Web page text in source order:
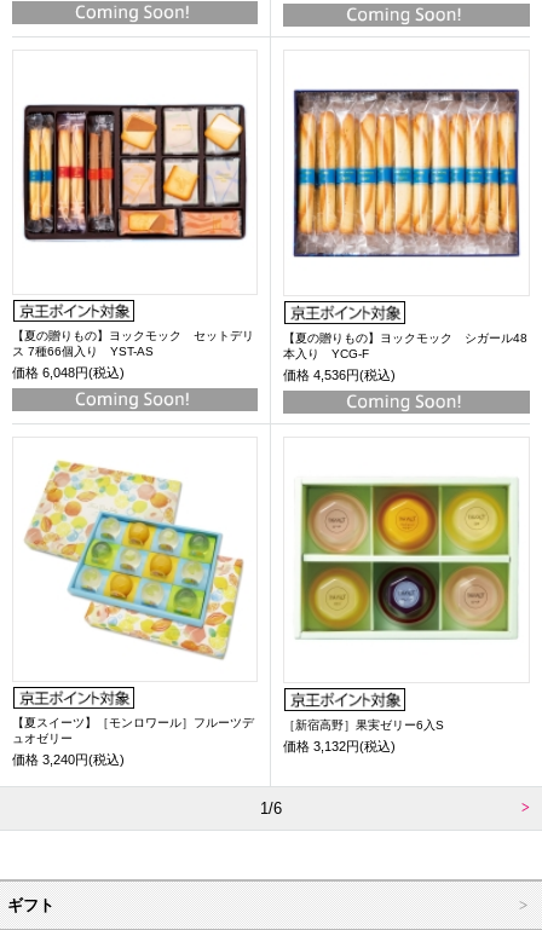
【夏の贈りもの】ヨックモック セットデリ
ス 7種66個入り YST-AS
価格 6,048円(税込)
【夏の贈りもの】ヨックモック シガール48
本入り YCG-F
価格 4,536円(税込)
【夏スイーツ】［モンロワール］フルーツデ
ュオゼリー
価格 3,240円(税込)
［新宿高野］果実ゼリー6入S
価格 3,132円(税込)
1/6
ギフト